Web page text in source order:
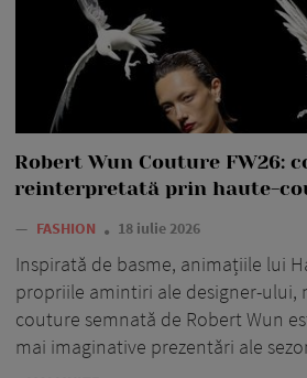
Robert Wun Couture FW26:
reinterpretată prin haute-
— FASHION 18 iulie 2026
Inspirată de basme, animațiile lui
propriile amintiri ale designer-ului,
couture semnată de Robert Wun
mai imaginative prezentări ale